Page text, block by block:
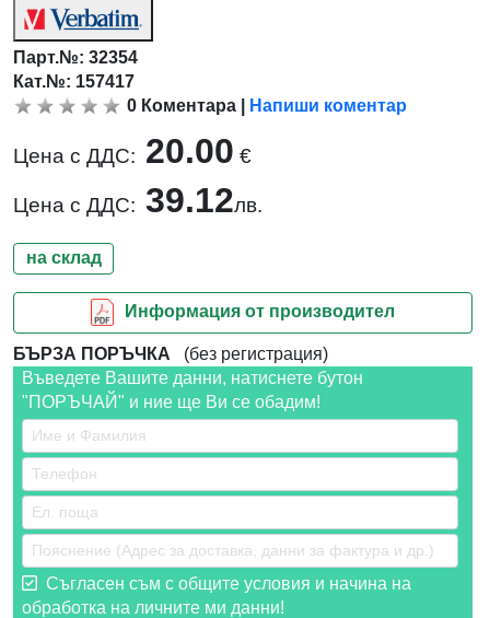
Парт.№:32354
Кат.№: 157417
0 Коментара Напиши коментар
Цена с ДДС: 20.00 €
Цена с ДДС: 39.12лв.
на склад
Информация от производител
БЪРЗА ПОРЪЧКА (без регистрация)
Въведете Вашите данни, натиснете бутон
"ПОРЪЧАЙ" и ние ще Ви се обадим!
Съгласен съм с общите условия и начина на
обработка на личните ми данни!